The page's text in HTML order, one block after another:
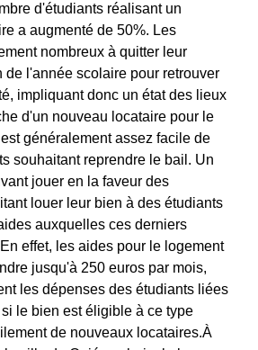
d'étudiants réalisant un
a augmenté de 50%. Les
nombreux à quitter leur
de l'année scolaire pour retrouver
impliquant donc un état des lieux
d'un nouveau locataire pour le
généralement assez facile de
souhaitant reprendre le bail. Un
jouer en la faveur des
louer leur bien à des étudiants
auxquelles ces derniers
effet, les aides pour le logement
jusqu'à 250 euros par mois,
les dépenses des étudiants liées
le bien est éligible à ce type
de nouveaux locataires.À